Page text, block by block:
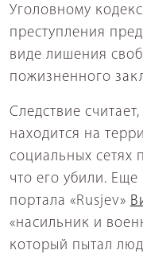
Уголовному
преступления
виде лишения
пожизненного
Следствие
находится на
социальных сетях
что его убили.
портала «Rusjev»
«насильник и
который пытал